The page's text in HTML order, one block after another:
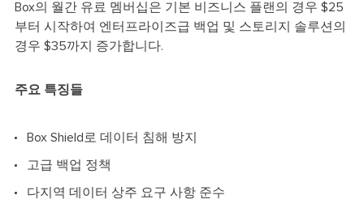
Box의 월간 유료 멤버십은 기본 비즈니스 플랜의 경우 $25
부터 시작하여 엔터프라이즈급 백업 및 스토리지 솔루션의
경우 $35까지 증가합니다.
주요 특징들
Box Shield로 데이터 침해 방지
고급 백업 정책
다지역 데이터 상주 요구 사항 준수